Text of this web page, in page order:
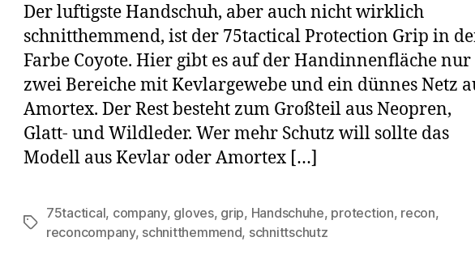
Der luftigste Handschuh, aber auch nicht wirklich
schnitthemmend, ist der 75tactical Protection Grip in
Farbe Coyote. Hier gibt es auf der Handinnenfläche nur
zwei Bereiche mit Kevlargewebe und ein dünnes Netz
Amortex. Der Rest besteht zum Großteil aus Neopren,
Glatt- und Wildleder. Wer mehr Schutz will sollte das
Modell aus Kevlar oder Amortex […]
Schlagwörter
75tactical, company, gloves, grip, Handschuhe, protection, recon,
reconcompany, schnitthemmend, schnittschutz